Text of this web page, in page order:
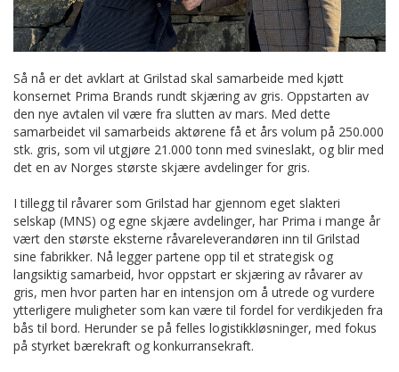
Så nå er det avklart at Grilstad skal samarbeide med kjøtt
konsernet Prima Brands rundt skjæring av gris. Oppstarten av
den nye avtalen vil være fra slutten av mars. Med dette
samarbeidet vil samarbeids aktørene få et års volum på 250.000
stk. gris, som vil utgjøre 21.000 tonn med svineslakt, og blir med
det en av Norges største skjære avdelinger for gris.
I tillegg til råvarer som Grilstad har gjennom eget slakteri
selskap (MNS) og egne skjære avdelinger, har Prima i mange år
vært den største eksterne råvareleverandøren inn til Grilstad
sine fabrikker. Nå legger partene opp til et strategisk og
langsiktig samarbeid, hvor oppstart er skjæring av råvarer av
gris, men hvor parten har en intensjon om å utrede og vurdere
ytterligere muligheter som kan være til fordel for verdikjeden fra
bås til bord. Herunder se på felles logistikkløsninger, med fokus
på styrket bærekraft og konkurransekraft.